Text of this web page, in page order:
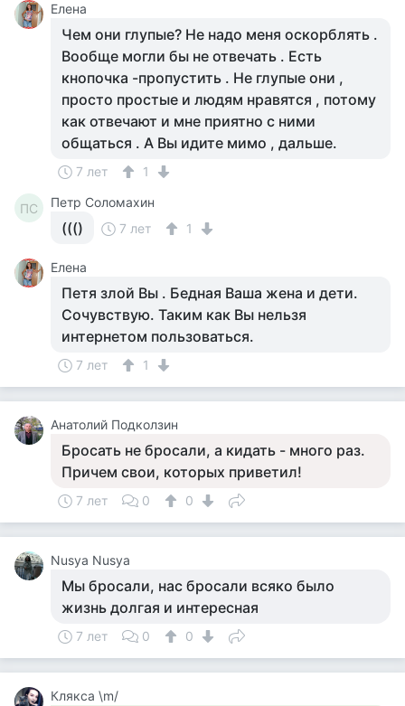
Елена
Чем они глупые? Не надо меня оскорблять .
Вообще могли бы не отвечать . Есть
кнопочка -пропустить . Не глупые они ,
просто простые и людям нравятся , потому
как отвечают и мне приятно с ними
общаться . А Вы идите мимо , дальше.
7 лет 1
ПС Петр Соломахин
((() 7 лет 1
Елена
Петя злой Вы . Бедная Ваша жена и дети.
Сочувствую. Таким как Вы нельзя
интернетом пользоваться.
7 лет 1
Анатолий Подколзин
Бросать не бросали, а кидать - много раз.
Причем свои, которых приветил!
7 лет 0 0
Nusya Nusya
Мы бросали, нас бросали всяко было
жизнь долгая и интересная
7 лет 0 0
Клякса \m/